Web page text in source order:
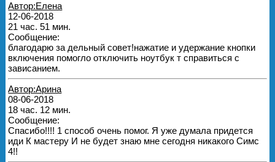
Автор:Елена
12-06-2018
21 час. 51 мин.
Сообщение:
благодарю за дельный совет!нажатие и удержание кнопки
включения помогло отключить ноутбук т справиться с
зависанием.
Автор:Арина
08-06-2018
18 час. 12 мин.
Сообщение:
Спасибо!!!! 1 способ очень помог. Я уже думала придется
иди К мастеру И не будет знаю мне сегодня никакого Симс
4!!